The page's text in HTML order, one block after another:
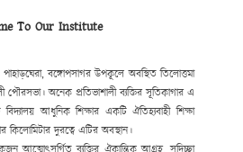
To Our Institute
বঙ্গোপসাগর উপকূলে অবস্থিত তিলোত্তমা
পৌরসভা। অনেক প্রতিভাশালী ব্যক্তির সূতিকাগার এ
আধুনিক শিক্ষার একটি ঐতিহ্যবাহী শিক্ষা
কিলোমিটার দুরত্বে এটির অবস্থান।